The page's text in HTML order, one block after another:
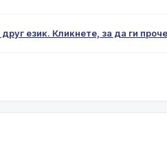
език. Кликнете, за да ги